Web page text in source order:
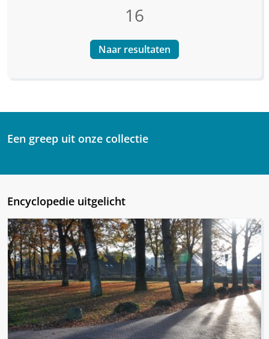
16
Naar resultaten
Een greep uit onze collectie
Encyclopedie uitgelicht